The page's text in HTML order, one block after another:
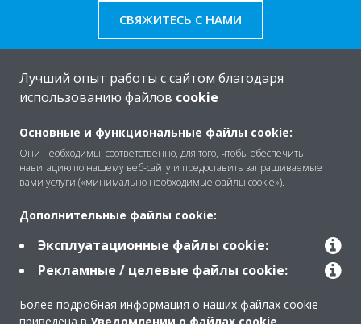
СВЯЖИТЕСЬ С НАМИ
Решения
Помощь
Продукты
Лучший опыт работы с сайтом благодаря
использованию файлов cookie
Основные и функциональные файлы cookie:
Они необходимы, соответственно, для того, чтобы обеспечить
навигацию по нашему веб-сайту и предоставить запрашиваемые
вами услуги («минимально необходимые файлы cookie»).
Дополнительные файлы cookie:
Эксплуатационные файлы cookie:
Рекламные / целевые файлы cookie:
Более подробная информация о наших файлах cookie